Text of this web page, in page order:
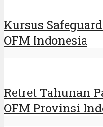
Kursus
OFM Indonesia
Retret Tahunan
OFM Provinsi